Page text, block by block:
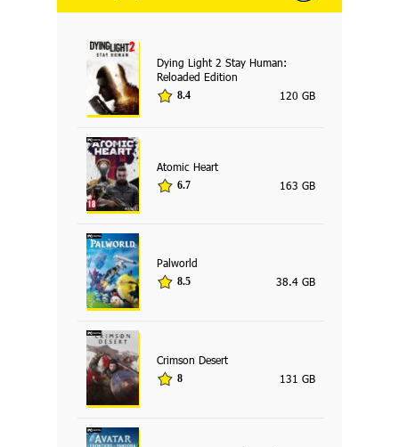
Dying Light 2 Stay Human:
Reloaded Edition
8.4 120 GB
Atomic Heart
6.7 163 GB
Palworld
8.5 38.4 GB
Crimson Desert
8 131 GB